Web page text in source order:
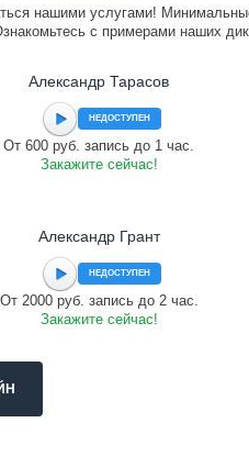
нашими услугами!
с примерами наших
Александр Тарасов
НЕДОСТУПЕН
От 600 руб. запись до 1 час.
Закажите сейчас!
Александр Грант
НЕДОСТУПЕН
От 2000 руб. запись до 2 час.
Закажите сейчас!